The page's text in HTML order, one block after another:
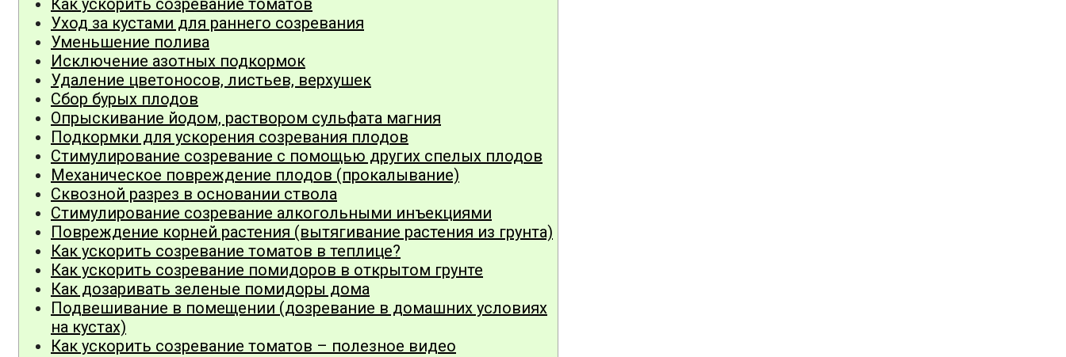
Как ускорить созревание томатов
Уход за кустами для раннего созревания
Уменьшение полива
Исключение азотных подкормок
Удаление цветоносов, листьев, верхушек
Сбор бурых плодов
Опрыскивание йодом, раствором сульфата магния
Подкормки для ускорения созревания плодов
Стимулирование созревание с помощью других спелых плодов
Механическое повреждение плодов (прокалывание)
Сквозной разрез в основании ствола
Стимулирование созревание алкогольными инъекциями
Повреждение корней растения (вытягивание растения из грунта)
Как ускорить созревание томатов в теплице?
Как ускорить созревание помидоров в открытом грунте
Как дозаривать зеленые помидоры дома
Подвешивание в помещении (дозревание в домашних условиях
на кустах)
Как ускорить созревание томатов – полезное видео